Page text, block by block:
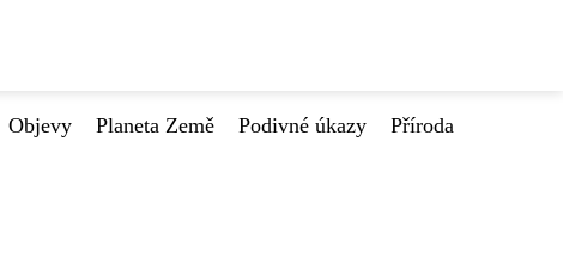
Objevy Planeta Země Podivné úkazy
Příroda